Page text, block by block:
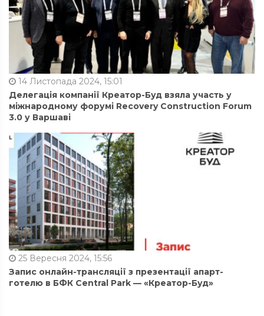
14 Листопада 2024, 15:01
Делегація компанії Креатор-Буд взяла участь у
міжнародному форумі Recovery Construction Forum
3.0 у Варшаві
25 Вересня 2024, 15:56
Запис онлайн-трансляції з презентації апарт-
готелю в БФК Central Park — «Креатор-Буд»